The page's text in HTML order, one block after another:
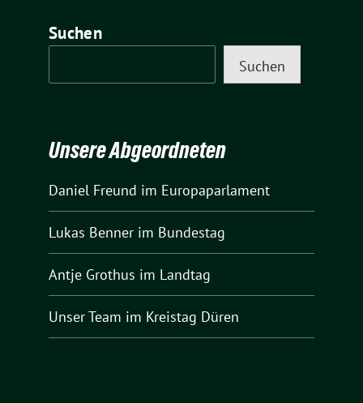
Suchen
Suchen
Unsere Abgeordneten
Daniel Freund im Europaparlament
Lukas Benner im Bundestag
Antje Grothus im Landtag
Unser Team im Kreistag Düren